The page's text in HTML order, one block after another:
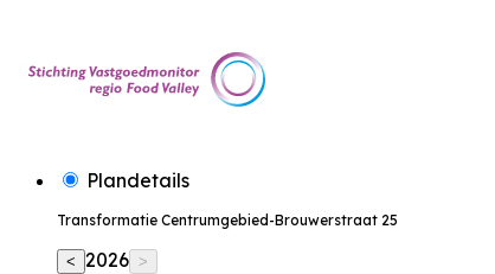
Plandetails
Transformatie Centrumgebied-Brouwerstraat 25
< 2026 >